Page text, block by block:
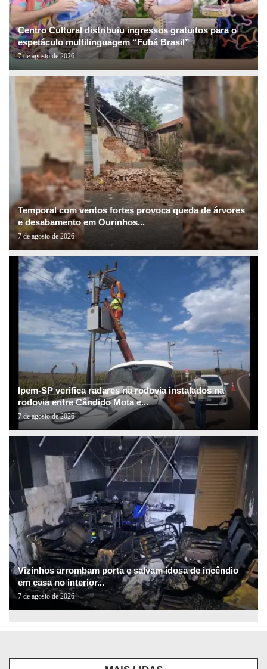
Centro Cultural distribuiu ingressos gratuitos para o
espetáculo multilinguagem “Fubá Brasil”
7 de agosto de 2026
Temporal com ventos fortes provoca queda de árvores
e desabamento em Ourinhos...
7 de agosto de 2026
Ipem-SP verifica radares na rodovia instalados na
rodovia entre Cândido Mota e...
7 de agosto de 2026
Vizinhos arrombam porta e salvam idosa de incêndio
em casa no interior...
7 de agosto de 2026